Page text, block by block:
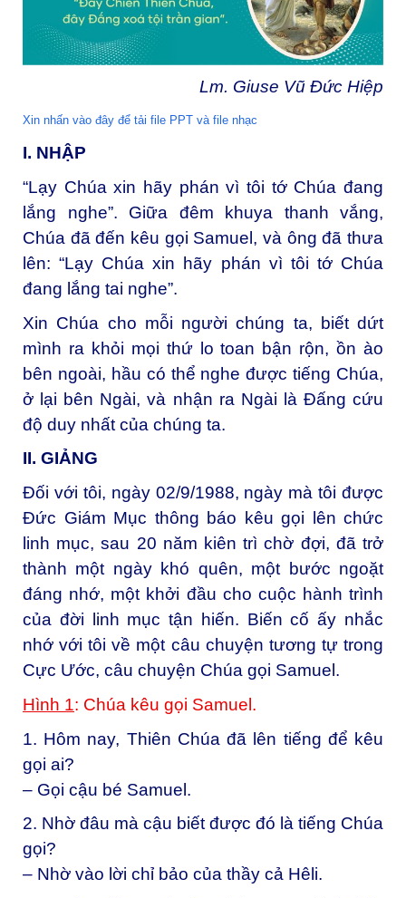
Lm. Giuse Vũ Đức Hiệp
Xin nhấn vào đây để tải file PPT và file nhạc
I. NHẬP
“Lạy Chúa xin hãy phán vì tôi tớ Chúa đang
lắng nghe”. Giữa đêm khuya thanh vắng,
Chúa đã đến kêu gọi Samuel, và ông đã thưa
lên: “Lạy Chúa xin hãy phán vì tôi tớ Chúa
đang lắng tai nghe”.
Xin Chúa cho mỗi người chúng ta, biết dứt
mình ra khỏi mọi thứ lo toan bận rộn, ồn ào
bên ngoài, hầu có thể nghe được tiếng Chúa,
ở lại bên Ngài, và nhận ra Ngài là Đấng cứu
độ duy nhất của chúng ta.
II. GIẢNG
Đối với tôi, ngày 02/9/1988, ngày mà tôi được
Đức Giám Mục thông báo kêu gọi lên chức
linh mục, sau 20 năm kiên trì chờ đợi, đã trở
thành một ngày khó quên, một bước ngoặt
đáng nhớ, một khởi đầu cho cuộc hành trình
của đời linh mục tận hiến. Biến cố ấy nhắc
nhớ với tôi về một câu chuyện tương tự trong
Cực Ước, câu chuyện Chúa gọi Samuel.
Hình 1: Chúa kêu gọi Samuel.
1. Hôm nay, Thiên Chúa đã lên tiếng để kêu
gọi ai?
– Gọi cậu bé Samuel.
2. Nhờ đâu mà cậu biết được đó là tiếng Chúa
gọi?
– Nhờ vào lời chỉ bảo của thầy cả Hêli.